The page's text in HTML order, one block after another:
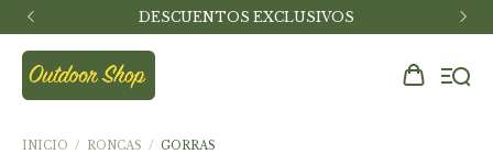
DESCUENTOS EXCLUSIVOS
INICIO / RONCAS / GORRAS